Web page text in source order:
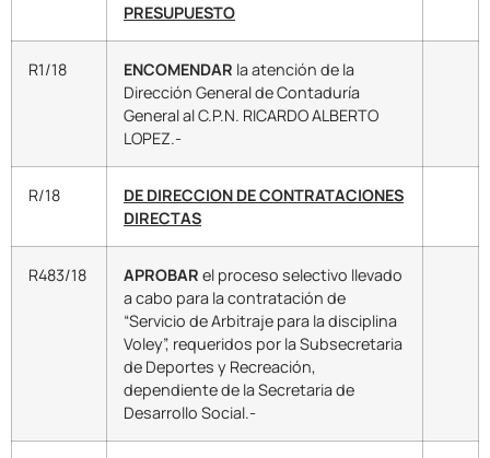
PRESUPUESTO
R1/18 ENCOMENDAR la atención de la
Dirección General de Contaduría
General al C.P.N. RICARDO ALBERTO
LOPEZ.-
R/18
DE DIRECCION DE CONTRATACIONES
DIRECTAS
R483/18 APROBAR el proceso selectivo llevado
a cabo para la contratación de
“Servicio de Arbitraje para la disciplina
Voley”, requeridos por la Subsecretaria
de Deportes y Recreación,
dependiente de la Secretaria de
Desarrollo Social.-